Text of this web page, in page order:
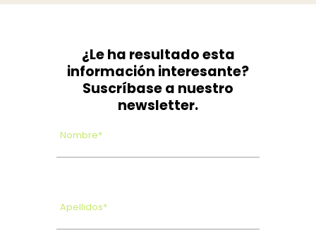
¿Le ha resultado esta
información interesante?
Suscríbase a nuestro
newsletter.
Nombre*
Apellidos*